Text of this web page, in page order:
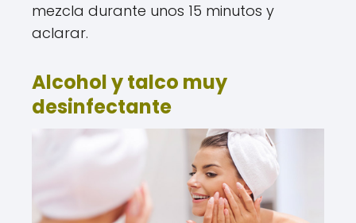
mezcla durante unos 15 minutos y
aclarar.
Alcohol y talco muy
desinfectante